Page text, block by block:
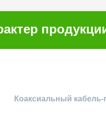
Коаксиальный